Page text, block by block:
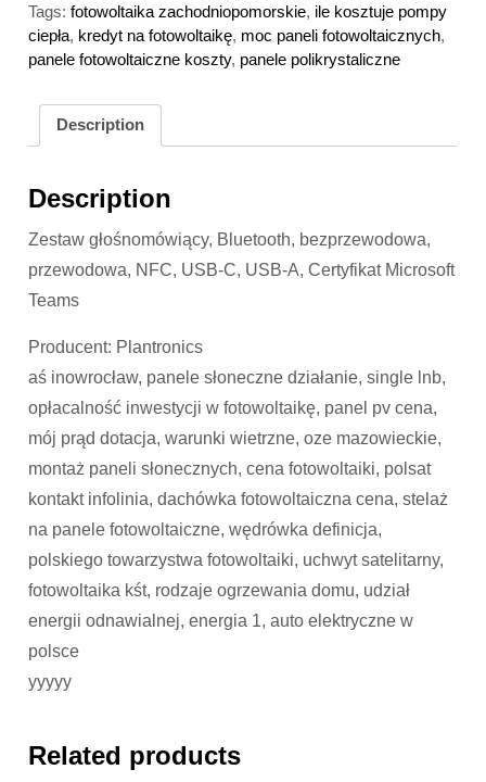
Tags:fotowoltaika zachodniopomorskie, ile kosztuje pompy
ciepła, kredyt na fotowoltaikę, moc paneli fotowoltaicznych,
panele fotowoltaiczne koszty, panele polikrystaliczne
Description
Description
Zestaw głośnomówiący, Bluetooth, bezprzewodowa,
przewodowa, NFC, USB-C, USB-A, Certyfikat Microsoft
Teams
Producent: Plantronics
aś inowrocław, panele słoneczne działanie, single lnb,
opłacalność inwestycji w fotowoltaikę, panel pv cena,
mój prąd dotacja, warunki wietrzne, oze mazowieckie,
montaż paneli słonecznych, cena fotowoltaiki, polsat
kontakt infolinia, dachówka fotowoltaiczna cena, stelaż
na panele fotowoltaiczne, wędrówka definicja,
polskiego towarzystwa fotowoltaiki, uchwyt satelitarny,
fotowoltaika kśt, rodzaje ogrzewania domu, udział
energii odnawialnej, energia 1, auto elektryczne w
polsce
yyyyy
Related products